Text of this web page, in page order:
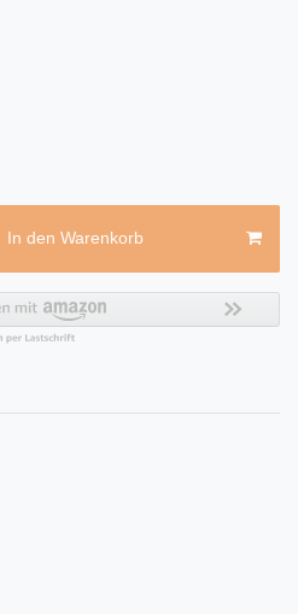
In den Warenkorb